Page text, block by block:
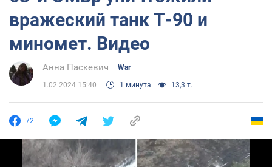
вражеский танк Т-90 и
миномет. Видео
Анна Паскевич War
1.02.2024 15:40 1 минута 13,3 т.
72